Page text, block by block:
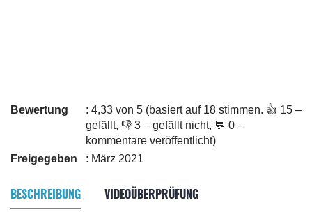
Bewertung
: 4,33 von 5 (basiert auf 18 stimmen. 👍 15 –
gefällt, 👎 3 – gefällt nicht, 💬 0 –
kommentare veröffentlicht)
Freigegeben
: März 2021
BESCHREIBUNG
VIDEOÜBERPRÜFUNG